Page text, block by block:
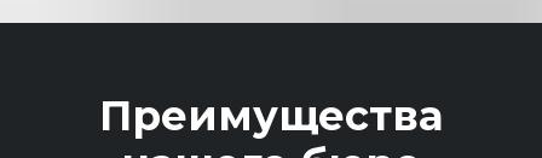
Преимущества